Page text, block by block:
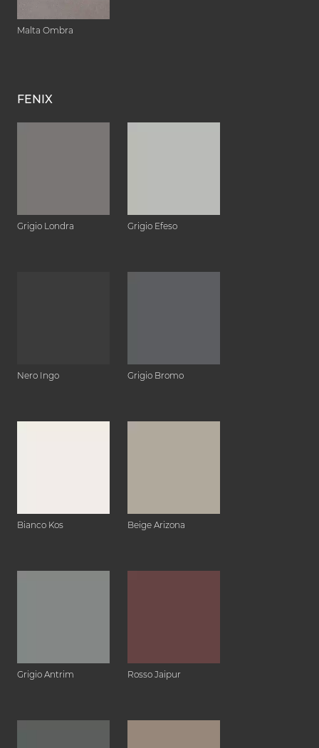
Malta Ombra
FENIX
Grigio Londra Grigio Efeso
Nero Ingo Grigio Bromo
Bianco Kos Beige Arizona
Grigio Antrim Rosso Jaipur